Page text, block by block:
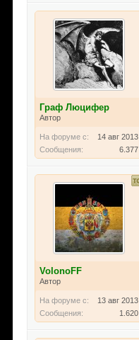
Граф Люцифер
Автор
На форуме с:
14 авг 2013
Сообщения:
6.377
VolonoFF
Автор
На форуме с:
13 авг 2013
Сообщения:
1.620